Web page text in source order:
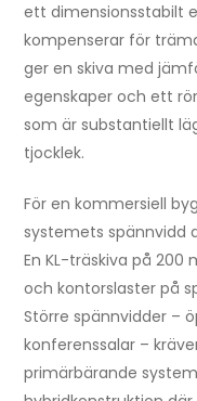
ett dimensionsstabilt
kompenserar för
ger en skiva med
egenskaper och ett
som är substantiellt
tjocklek.
För en kommersiell
systemets spännvidd
En KL-träskiva på
och kontorslaster på
Större spännvidder –
konferenssalar –
primärbärande